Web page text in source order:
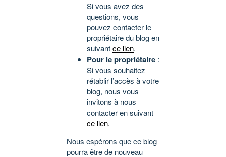
Si vous avez des
questions, vous
pouvez contacter le
propriétaire du blog en
suivantce lien.
Pour le propriétaire :
Si vous souhaitez
rétablir l’accès à votre
blog, nous vous
invitons à nous
contacter en suivant
ce lien.
Nous espérons que ce blog
pourra être de nouveau